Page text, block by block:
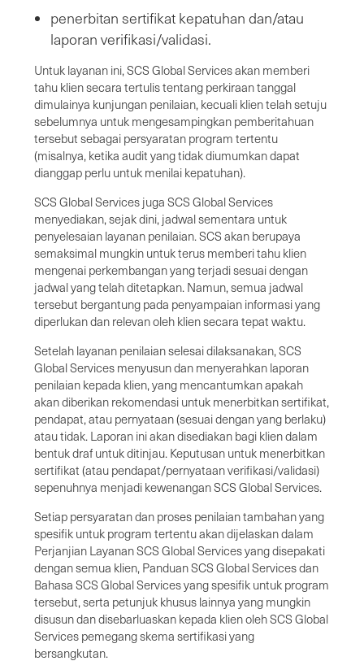
penerbitan sertifikat kepatuhan dan/atau
laporan verifikasi/validasi.
Untuk layanan ini, SCS Global Services akan memberi
tahu klien secara tertulis tentang perkiraan tanggal
dimulainya kunjungan penilaian, kecuali klien telah setuju
sebelumnya untuk mengesampingkan pemberitahuan
tersebut sebagai persyaratan program tertentu
(misalnya, ketika audit yang tidak diumumkan dapat
dianggap perlu untuk menilai kepatuhan).
SCS Global Services juga SCS Global Services
menyediakan, sejak dini, jadwal sementara untuk
penyelesaian layanan penilaian. SCS akan berupaya
semaksimal mungkin untuk terus memberi tahu klien
mengenai perkembangan yang terjadi sesuai dengan
jadwal yang telah ditetapkan. Namun, semua jadwal
tersebut bergantung pada penyampaian informasi yang
diperlukan dan relevan oleh klien secara tepat waktu.
Setelah layanan penilaian selesai dilaksanakan, SCS
Global Services menyusun dan menyerahkan laporan
penilaian kepada klien, yang mencantumkan apakah
akan diberikan rekomendasi untuk menerbitkan sertifikat,
pendapat, atau pernyataan (sesuai dengan yang berlaku)
atau tidak. Laporan ini akan disediakan bagi klien dalam
bentuk draf untuk ditinjau. Keputusan untuk menerbitkan
sertifikat (atau pendapat/pernyataan verifikasi/validasi)
sepenuhnya menjadi kewenangan SCS Global Services.
Setiap persyaratan dan proses penilaian tambahan yang
spesifik untuk program tertentu akan dijelaskan dalam
Perjanjian Layanan SCS Global Services yang disepakati
dengan semua klien, Panduan SCS Global Services dan
Bahasa SCS Global Services yang spesifik untuk program
tersebut, serta petunjuk khusus lainnya yang mungkin
disusun dan disebarluaskan kepada klien oleh SCS Global
Services pemegang skema sertifikasi yang
bersangkutan.